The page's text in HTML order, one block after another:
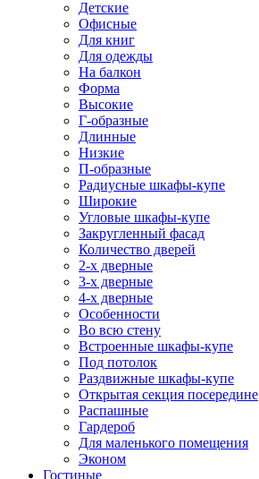
Детские
Офисные
Для книг
Для одежды
На балкон
Форма
Высокие
Г-образные
Длинные
Низкие
П-образные
Радиусные шкафы-купе
Широкие
Угловые шкафы-купе
Закругленный фасад
Количество дверей
2-х дверные
3-х дверные
4-х дверные
Особенности
Во всю стену
Встроенные шкафы-купе
Под потолок
Раздвижные шкафы-купе
Открытая секция посередине
Распашные
Гардероб
Для маленького помещения
Эконом
Гостиные